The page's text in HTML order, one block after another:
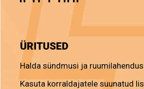
ÜRITUSED
Halda sündmusi ja
Kasuta korraldajatele suunatud